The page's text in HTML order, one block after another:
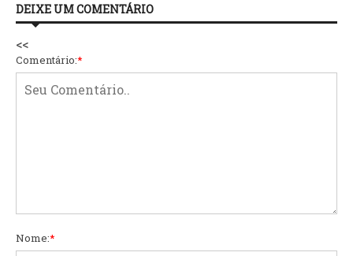
DEIXE UM COMENTÁRIO
<<
Comentário:*
Nome:*